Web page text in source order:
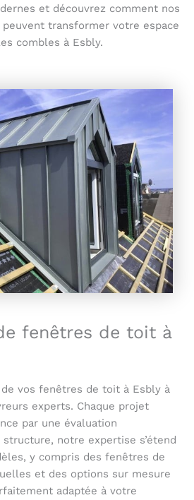
et découvrez comment nos
transformer votre espace
combles à Esbly.
fenêtres de toit à
vos fenêtres de toit à Esbly à
experts. Chaque projet
par une évaluation
notre expertise s’étend
y compris des fenêtres de
et des options sur mesure
adaptée à votre